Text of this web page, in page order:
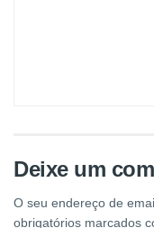
Deixe um
O seu endereço de
obrigatórios marcados